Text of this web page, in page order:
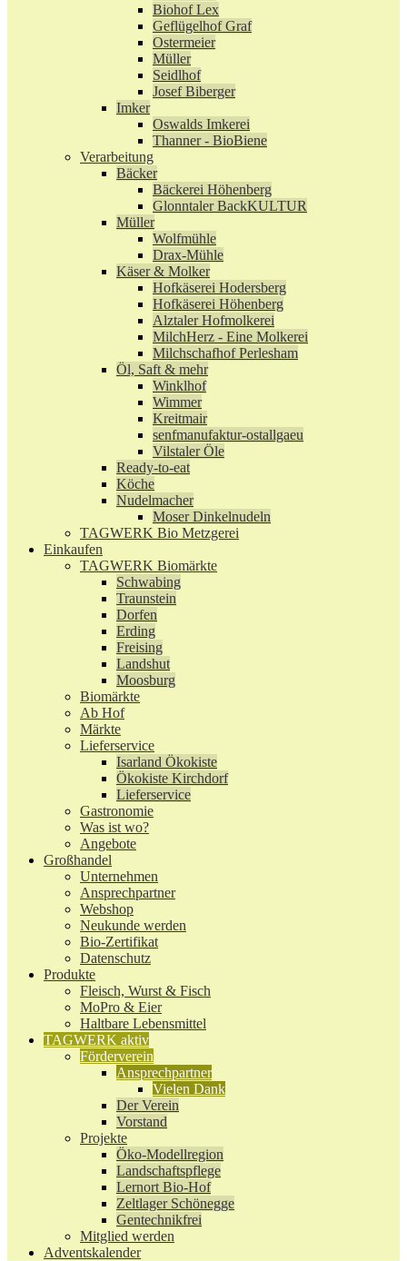
Biohof Lex
Geflügelhof Graf
Ostermeier
Müller
Seidlhof
Josef Biberger
Imker
Oswalds Imkerei
Thanner - BioBiene
Verarbeitung
Bäcker
Bäckerei Höhenberg
Glonntaler BackKULTUR
Müller
Wolfmühle
Drax-Mühle
Käser & Molker
Hofkäserei Hodersberg
Hofkäserei Höhenberg
Alztaler Hofmolkerei
MilchHerz - Eine Molkerei
Milchschafhof Perlesham
Öl, Saft & mehr
Winklhof
Wimmer
Kreitmair
senfmanufaktur-ostallgaeu
Vilstaler Öle
Ready-to-eat
Köche
Nudelmacher
Moser Dinkelnudeln
TAGWERK Bio Metzgerei
Einkaufen
TAGWERK Biomärkte
Schwabing
Traunstein
Dorfen
Erding
Freising
Landshut
Moosburg
Biomärkte
Ab Hof
Märkte
Lieferservice
Isarland Ökokiste
Ökokiste Kirchdorf
Lieferservice
Gastronomie
Was ist wo?
Angebote
Großhandel
Unternehmen
Ansprechpartner
Webshop
Neukunde werden
Bio-Zertifikat
Datenschutz
Produkte
Fleisch, Wurst & Fisch
MoPro & Eier
Haltbare Lebensmittel
TAGWERK aktiv
Förderverein
Ansprechpartner
Vielen Dank
Der Verein
Vorstand
Projekte
Öko-Modellregion
Landschaftspflege
Lernort Bio-Hof
Zeltlager Schönegge
Gentechnikfrei
Mitglied werden
Adventskalender